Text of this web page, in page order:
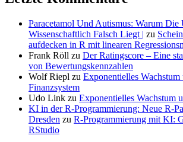
Paracetamol Und Autismus: Warum Die
Wissenschaftlich Falsch Liegt | zu
aufdecken in R mit linearen
Frank Röll zu Der Ratingscore – Eine
von Bewertungskennzahlen
Wolf Riepl zu Exponentielles Wachstum
Finanzsystem
Udo Link zu Exponentielles Wachstum
KI in der R-Programmierung: Neue R-
Dresden zu R-Programmierung mit KI:
RStudio